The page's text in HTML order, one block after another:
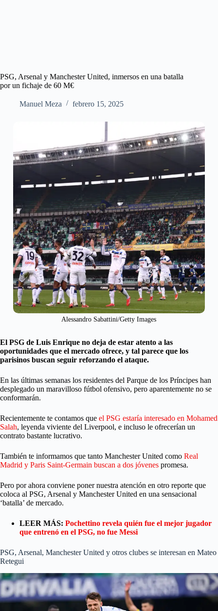
PSG, Arsenal y Manchester United, inmersos en una batalla
por un fichaje de 60 M€
Manuel Meza febrero 15, 2025
Alessandro Sabattini/Getty Images
El PSG de Luis Enrique no deja de estar atento a las
oportunidades que el mercado ofrece, y tal parece que los
parisinos buscan seguir reforzando el ataque.
En las últimas semanas los residentes del Parque de los Príncipes han
desplegado un maravilloso fútbol ofensivo, pero aparentemente no se
conformarán.
Recientemente te contamos que el PSG estaría interesado en Mohamed
Salah, leyenda viviente del Liverpool, e incluso le ofrecerían un
contrato bastante lucrativo.
También te informamos que tanto Manchester United como Real
Madrid y Paris Saint-Germain buscan a dos jóvenes promesa.
Pero por ahora conviene poner nuestra atención en otro reporte que
coloca al PSG, Arsenal y Manchester United en una sensacional
‘batalla’ de mercado.
LEER MÁS: Pochettino revela quién fue el mejor jugador
que entrenó en el PSG, no fue Messi
PSG, Arsenal, Manchester United y otros clubes se interesan en Mateo
Retegui